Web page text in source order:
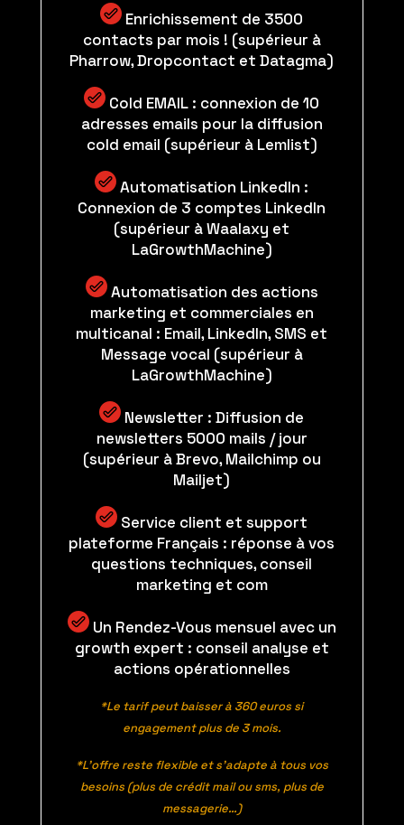
Enrichissement de 3500
contacts par mois ! (supérieur à
Pharrow, Dropcontact et Datagma)
Cold EMAIL : connexion de 10
adresses emails pour la diffusion
cold email (supérieur à Lemlist)
Automatisation LinkedIn :
Connexion de 3 comptes LinkedIn
(supérieur à Waalaxy et
LaGrowthMachine)
Automatisation des actions
marketing et commerciales en
multicanal : Email, LinkedIn, SMS et
Message vocal (supérieur à
LaGrowthMachine)
Newsletter : Diffusion de
newsletters 5000 mails / jour
(supérieur à Brevo, Mailchimp ou
Mailjet)
Service client et support
plateforme Français : réponse à vos
questions techniques, conseil
marketing et com
Un Rendez-Vous mensuel avec un
growth expert : conseil analyse et
actions opérationnelles
*Le tarif peut baisser à 360 euros si
engagement plus de 3 mois.
*L’offre reste flexible et s’adapte à tous vos
besoins (plus de crédit mail ou sms, plus de
messagerie…)